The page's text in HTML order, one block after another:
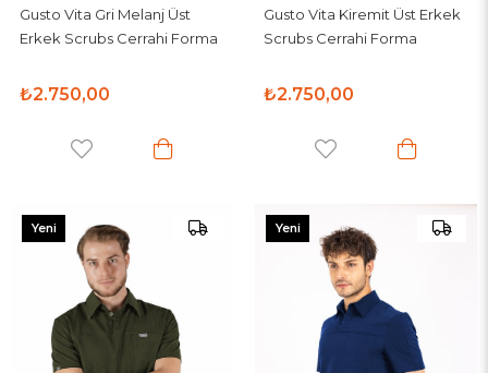
Gusto Vita Gri Melanj Üst
Erkek Scrubs Cerrahi Forma
₺2.750,00
Gusto Vita Kiremit Üst Erkek
Scrubs Cerrahi Forma
₺2.750,00
Yeni
Yeni